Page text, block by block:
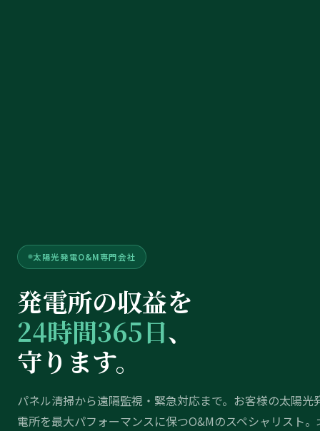
太陽光発電O&M専門会社
発電所の収益を
24時間365日、
守ります。
パネル清掃から遠隔監視・緊急対応まで。お客様の太陽光
電所を最大パフォーマンスに保つO&Mのスペシャリスト。